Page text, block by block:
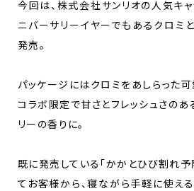
今回は、株式会社サンリオの人気キ
ニバーサリーイヤーでもあるクロミ
発売。
パッケージにはクロミをあしらった可
コラボ限定で甘さとフレッシュさのあ
リーの香りに。
既に発売している「かかとひび割れ予
てお客様から、寝ながら手軽に使え